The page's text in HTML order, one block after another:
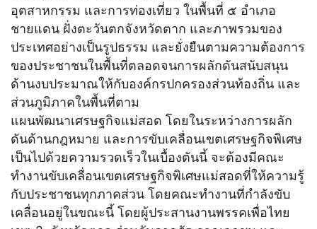
อุตสาหกรรม และการท่องเที่ยว ในพื้นที่ ๕ อำเภอ
ชายแดน ฝั่งตะวันตกจังหวัดตาก และภาพรวมของ
ประเทศอย่างเป็นรูปธรรม และยั่งยืนตามความต้องการ
ของประชาชนในพื้นที่ตลอดจนการผลักดันสนับสนุน
ด้านงบประมาณให้กับองค์กรปกครองส่วนท้องถิ่น และ
ส่วนภูมิภาคในพื้นที่ตาม
แผนพัฒนาเศรษฐกิจแม่สอด โดยในระหว่างการผลัก
ดันด้านกฎหมาย และการขับเคลื่อนเขตเศรษฐกิจพิเศษ
เป็นไปด้วยความรวดเร็วในเบื้องตันนี้ จะต้องมีคณะ
ทำงานขับเคลื่อนเขตเศรษฐกิจพิเศษแม่สอดที่ให้ความรู้
กับประชาชนทุกภาคส่วน โดยคณะทำงานที่กำลังขับ
เคลื่อนอยู่ในขณะนี้ โดยผู้ประสานงานพรรคเพื่อไทย